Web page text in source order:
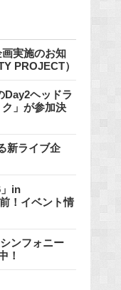
画実施のお知
PROJECT）
Day2ヘッドラ
」が参加決
新ライブ企
in
！イベント情
ンフォニー
！